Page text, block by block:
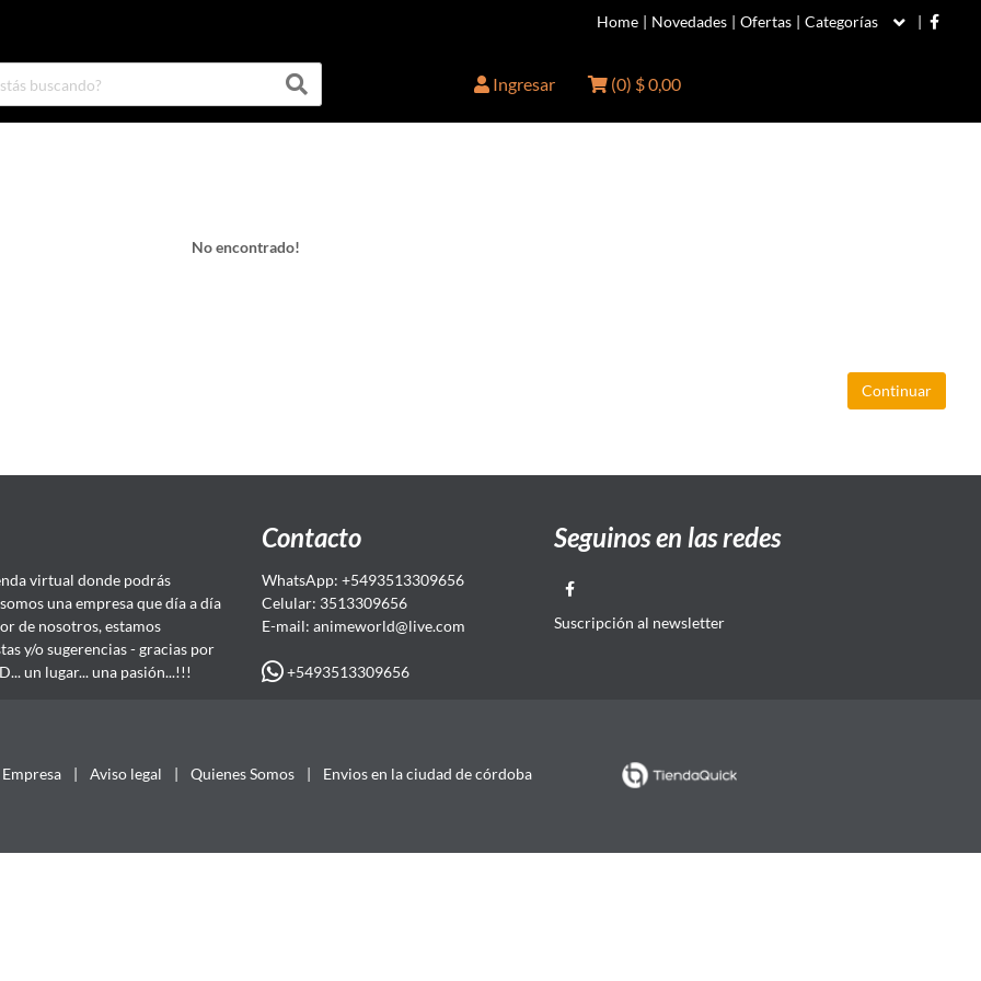
Home | Novedades | Ofertas | Categorías |
Ingresar (0) $ 0,00
No encontrado!
Continuar
virtual donde podrás
una empresa que día a día
de nosotros, estamos
y/o sugerencias - gracias por
un lugar... una pasión...!!!
Contacto
WhatsApp: +5493513309656
Celular: 3513309656
E-mail: animeworld@live.com
+5493513309656
Seguinos en las redes
Suscripción al newsletter
Empresa | Aviso legal | Quienes Somos | Envios en la ciudad de córdoba